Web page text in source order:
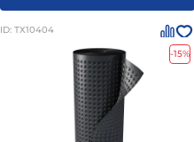
ID: ТХ10404
-15%